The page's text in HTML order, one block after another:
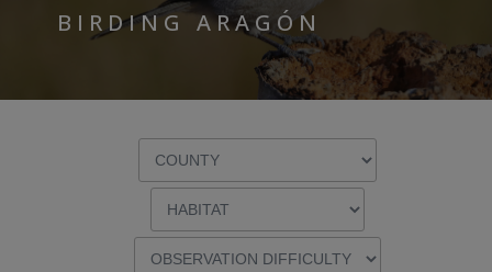
BIRDING ARAGÓN